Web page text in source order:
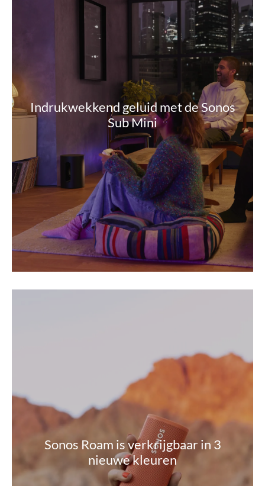
Indrukwekkend geluid met de Sonos
Sub Mini
Sonos Roam is verkrijgbaar in 3
nieuwe kleuren